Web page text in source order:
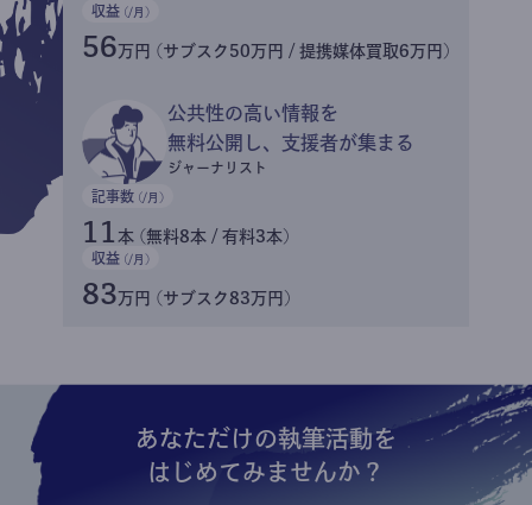
収益 (/月)
56万円 (サブスク50万円 / 提携媒体買取6万円)
公共性の高い情報を
無料公開し、支援者が集まる
ジャーナリスト
記事数 (/月)
11 本 (無料8本 / 有料3本)
収益 (/月)
83万円 (サブスク83万円)
あなただけの執筆活動を
はじめてみませんか？